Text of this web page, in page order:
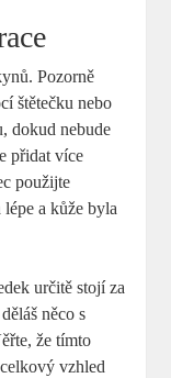
Pozorně
štětečku nebo
dokud nebude
přidat více
použijte
a kůže byla
určitě stojí za
něco s
že tímto
vzhled